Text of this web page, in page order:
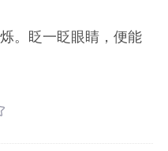
。眨一眨眼睛，便能